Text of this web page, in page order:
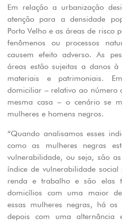
Em relação a urbanização
atenção para a densidade
Porto Velho e as áreas de risco
fenômenos ou processos
causem efeito adverso. As
áreas estão sujeitas a danos
materiais e patrimoniais.
domiciliar – relativo ao número
mesma casa – o cenário se
mulheres e homens negros.
“Quando analisamos esses
como as mulheres negras
vulnerabilidade, ou seja, são
índice de vulnerabilidade
renda e trabalho e são elas
domicílios com uma maior
essas mulheres negras, há os
depois com uma alternância